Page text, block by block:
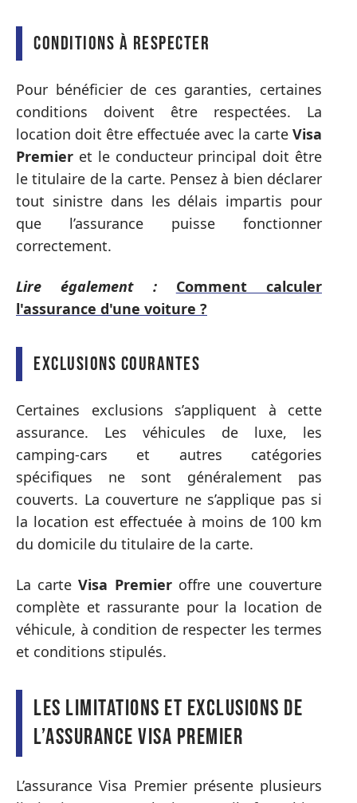
Conditions à respecter
Pour bénéficier de ces garanties, certaines
conditions doivent être respectées. La
location doit être effectuée avec la carte Visa
Premier et le conducteur principal doit être
le titulaire de la carte. Pensez à bien déclarer
tout sinistre dans les délais impartis pour
que l’assurance puisse fonctionner
correctement.
Lire également :
Comment calculer
l'assurance d'une voiture ?
Exclusions courantes
Certaines exclusions s’appliquent à cette
assurance. Les véhicules de luxe, les
camping-cars et autres catégories
spécifiques ne sont généralement pas
couverts. La couverture ne s’applique pas si
la location est effectuée à moins de 100 km
du domicile du titulaire de la carte.
La carteVisa Premieroffre une couverture
complète et rassurante pour la location de
véhicule, à condition de respecter les termes
et conditions stipulés.
Les limitations et exclusions de
l’assurance Visa Premier
L’assurance Visa Premier présente plusieurs